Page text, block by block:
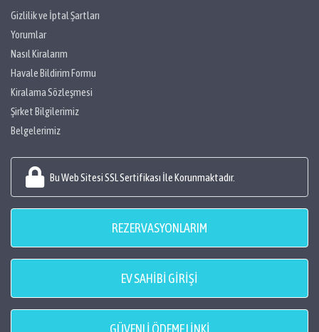
Gizlilik ve İptal Şartları
Yorumlar
Nasıl Kiralarım
Havale Bildirim Formu
Kiralama Sözleşmesi
Şirket Bilgilerimiz
Belgelerimiz
Bu Web Sitesi SSL Sertifikası İle Korunmaktadır.
REZERVASYONLARIM
EV SAHİBİ GİRİŞİ
GÜVENLİ ÖDEME LİNKİ